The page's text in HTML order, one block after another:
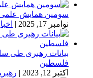
سومین همایش علمی
نوامبر 17, 2025
|
بیانات رهبری طی
فلسطین
اکتبر 12, 2023
|